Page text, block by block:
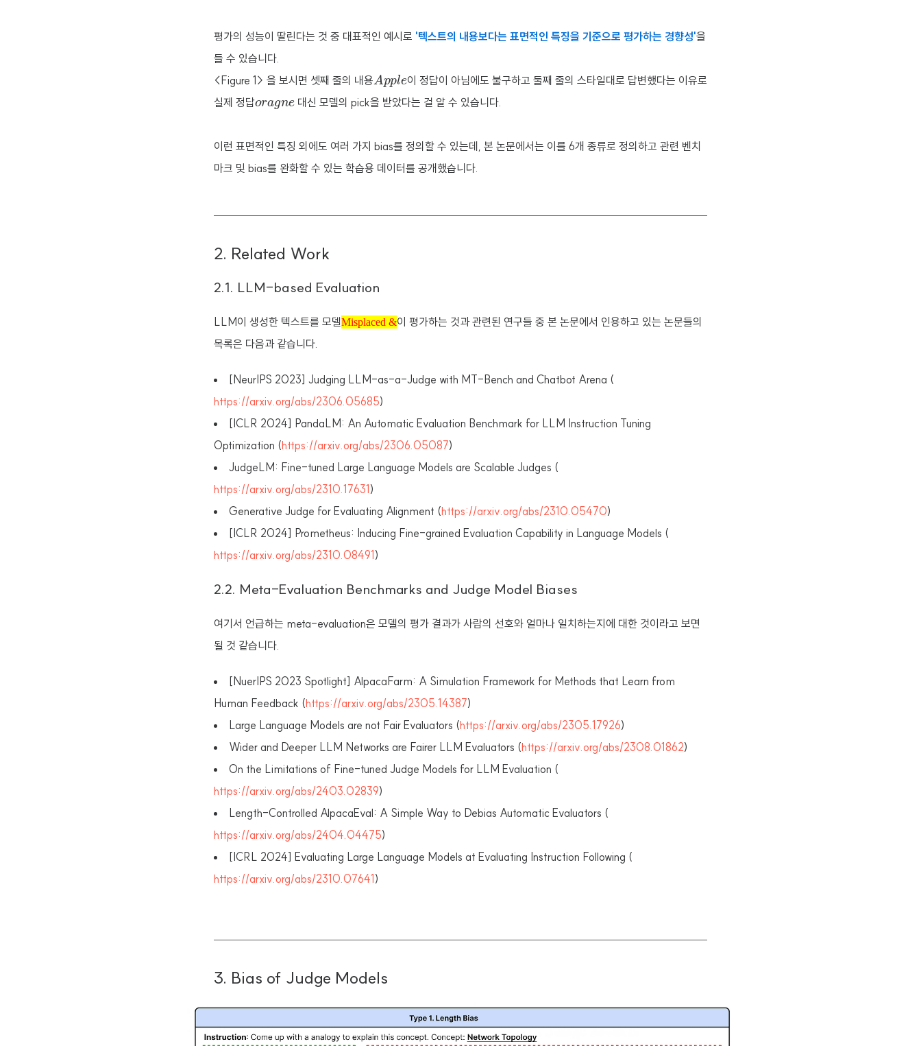
평가의 성능이 딸린다는 것 중 대표적인 예시로 '텍스트의 내용보다는 표면적인 특징을 기준으로 평가하는 경향성'을
들 수 있습니다.
<Figure 1> 을 보시면 셋째 줄의 내용 A pl
e
이 정답이 아님에도 불구하고 둘째 줄의 스타일대로 답변했다는 이유로
실제 정답
대신 모델의 pick을 받았다는 걸 알 수 있습니다.
이런 표면적인 특징 외에도 여러 가지 bias를 정의할 수 있는데, 본 논문에서는 이를 6개 종류로 정의하고 관련 벤치
마크 및 bias를 완화할 수 있는 학습용 데이터를 공개했습니다.
2. Related Work
2.1. LLM-based Evaluation
LLM이 생성한 텍스트를 모델 Misplaced &
Misplaced &
이 평가하는 것과 관련된 연구들 중 본 논문에서 인용하고 있는 논문들의
목록은 다음과 같습니다.
[NeurIPS 2023] Judging LLM-as-a-Judge with MT-Bench and Chatbot Arena (
https://arxiv.org/abs/2306.05685)
[ICLR 2024] PandaLM: An Automatic Evaluation Benchmark for LLM Instruction Tuning
Optimization (https://arxiv.org/abs/2306.05087)
JudgeLM: Fine-tuned Large Language Models are Scalable Judges (
https://arxiv.org/abs/2310.17631 )
Generative Judge for Evaluating Alignment (https://arxiv.org/abs/2310.05470)
[ICLR 2024] Prometheus: Inducing Fine-grained Evaluation Capability in Language Models (
https://arxiv.org/abs/2310.08491 )
2.2. Meta-Evaluation Benchmarks and Judge Model Biases
여기서 언급하는 meta-evaluation은 모델의 평가 결과가 사람의 선호와 얼마나 일치하는지에 대한 것이라고 보면
될 것 같습니다.
[NuerIPS 2023 Spotlight] AlpacaFarm: A Simulation Framework for Methods that Learn from
Human Feedback (https://arxiv.org/abs/2305.14387)
Large Language Models are not Fair Evaluators (https://arxiv.org/abs/2305.17926)
Wider and Deeper LLM Networks are Fairer LLM Evaluators (https://arxiv.org/abs/2308.01862)
On the Limitations of Fine-tuned Judge Models for LLM Evaluation (
https://arxiv.org/abs/2403.02839)
Length-Controlled AlpacaEval: A Simple Way to Debias Automatic Evaluators (
https://arxiv.org/abs/2404.04475)
[ICRL 2024] Evaluating Large Language Models at Evaluating Instruction Following (
https://arxiv.org/abs/2310.07641 )
3. Bias of Judge Models